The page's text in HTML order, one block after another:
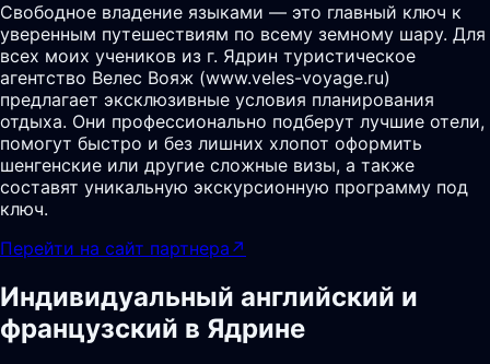
Свободное владение языками — это главный ключ к
уверенным путешествиям по всему земному шару. Для
всех моих учеников из г. Ядрин туристическое
агентство Велес Вояж (www.veles-voyage.ru)
предлагает эксклюзивные условия планирования
отдыха. Они профессионально подберут лучшие отели,
помогут быстро и без лишних хлопот оформить
шенгенские или другие сложные визы, а также
составят уникальную экскурсионную программу под
ключ.
Перейти на сайт партнера ↗
Индивидуальный английский и
французский в Ядрине